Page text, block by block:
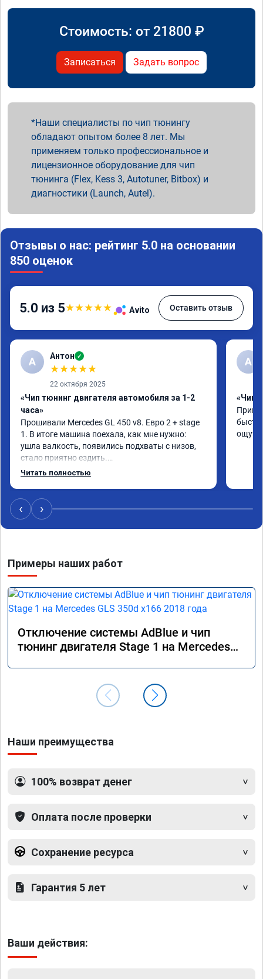
Стоимость: от 21800 ₽
Записаться Задать вопрос
Наши специалисты по чип тюнингу
обладают опытом более 8 лет. Мы
применяем только профессиональное и
лицензионное оборудование для чип
тюнинга (Flex, Kess 3, Autotuner, Bitbox) и
диагностики (Launch, Autel).
Отзывы о нас: рейтинг 5.0 на основании
850 оценок
5.0 из 5★★★★★ Avito Оставить отзыв
А Антон ✓
★★★★★
22 октября 2025
«Чип тюнинг двигателя автомобиля за 1-2
часа»
Прошивали Mercedes GL 450 v8. Евро 2 + stage
1. В итоге машина поехала, как мне нужно:
ушла валкость, появились подхваты с низов,
стало приятно ездить.
Одни из лучших трат, в авто! 🔥
Читать полностью
A
«Чип
‹ ›
Примеры наших работ
Отключение системы AdBlue и чип
тюнинг двигателя Stage 1 на Mercedes
Наши преимущества
100% возврат денег
Оплата после проверки
Сохранение ресурса
Гарантия 5 лет
Ваши действия: